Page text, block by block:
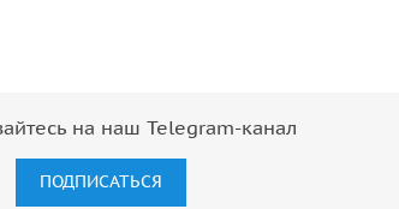
на наш Telegram-канал
ПОДПИСАТЬСЯ